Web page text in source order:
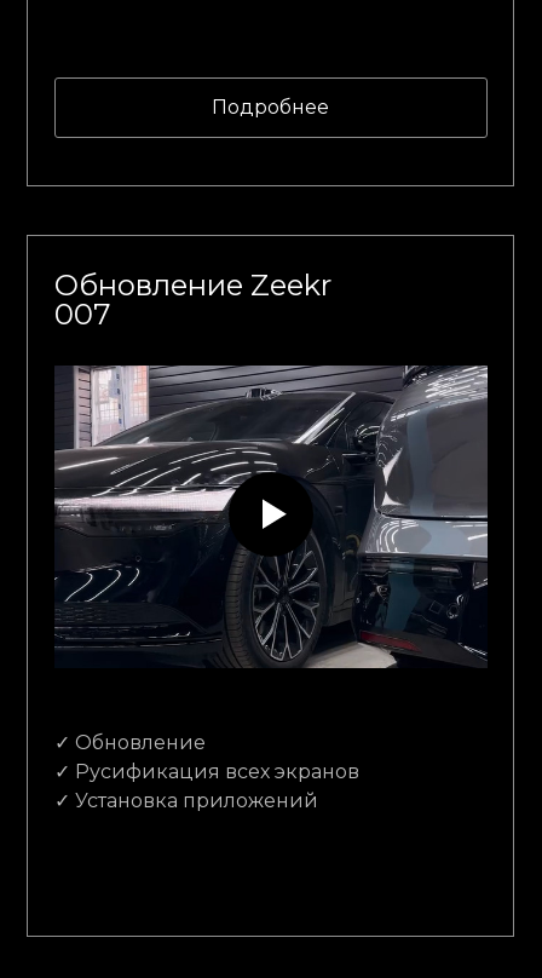
Подробнее
Обновление Zeekr
007
✓ Обновление
✓ Русификация всех экранов
✓ Установка приложений